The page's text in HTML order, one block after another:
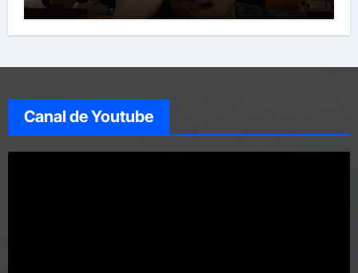
Canal de Youtube